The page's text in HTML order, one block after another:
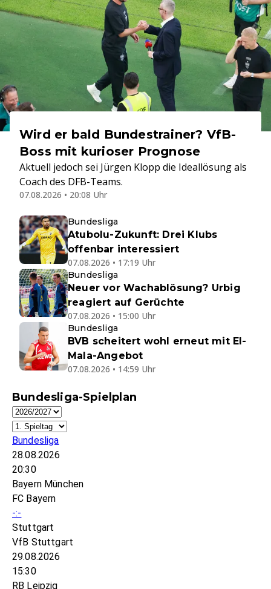
Wird er bald Bundestrainer? VfB-
Boss mit kurioser Prognose
Aktuell jedoch sei Jürgen Klopp die Ideallösung als
Coach des DFB-Teams.
07.08.2026 • 20:08 Uhr
Bundesliga
Atubolu-Zukunft: Drei Klubs
offenbar interessiert
07.08.2026 • 17:19 Uhr
Bundesliga
Neuer vor Wachablösung? Urbig
reagiert auf Gerüchte
07.08.2026 • 15:00 Uhr
Bundesliga
BVB scheitert wohl erneut mit El-
Mala-Angebot
07.08.2026 • 14:59 Uhr
Bundesliga-Spielplan
Bundesliga
28.08.2026
20:30
Bayern München
FC Bayern
-:-
Stuttgart
VfB Stuttgart
29.08.2026
15:30
RB Leipzig